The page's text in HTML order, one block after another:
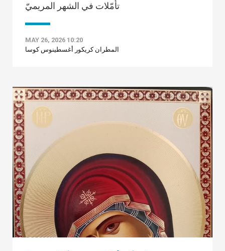
تأمّلات في الشهر المريميّ
MAY 26, 2026 10:20
المطران كريكور أغسطينوس كوسا